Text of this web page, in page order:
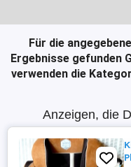
Für die
Ergebnisse gefunden
verwenden die
Anzeigen, die